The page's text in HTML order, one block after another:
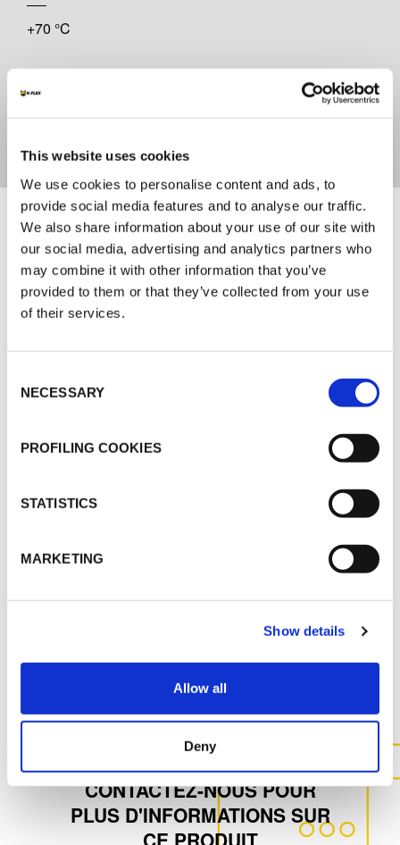
This website uses cookies
We use cookies to personalise content and ads, to
provide social media features and to analyse our traffic.
We also share information about your use of our site with
our social media, advertising and analytics partners who
may combine it with other information that you’ve
provided to them or that they’ve collected from your use
of their services.
Selection
NECESSARY
PROFILING COOKIES
STATISTICS
MARKETING
Show details
Allow all
Deny
+70 °C
De 4 kg / m2 à 8 kg / m2
Documents
DOCUMENTATION TECHNIQUE
K-FLEX K-FONIK GK
K-FLEX TARIF 2026
K-FONIK CATALOGUE 2026
K-FLEX K-FONIK GK_SS_FRA_891122.pdf
AUTRES DOCUMENTS
CONTACTEZ-NOUS POUR
PLUS D'INFORMATIONS SUR